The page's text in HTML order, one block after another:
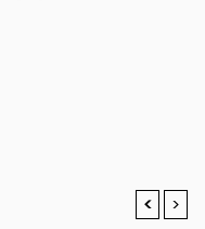
< >